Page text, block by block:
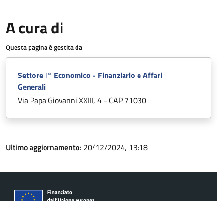
A cura di
Questa pagina è gestita da
Settore I° Economico - Finanziario e Affari
Generali
Via Papa Giovanni XXIII, 4 - CAP 71030
Ultimo aggiornamento: 20/12/2024, 13:18